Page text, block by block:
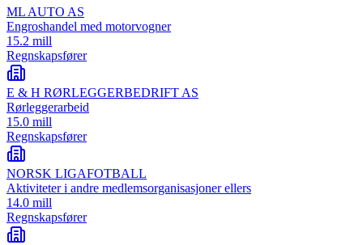
ML AUTO AS
Engroshandel med motorvogner
15.2 mill
Regnskapsfører
E & H RØRLEGGERBEDRIFT AS
Rørleggerarbeid
15.0 mill
Regnskapsfører
NORSK LIGAFOTBALL
Aktiviteter i andre medlemsorganisasjoner ellers
14.0 mill
Regnskapsfører